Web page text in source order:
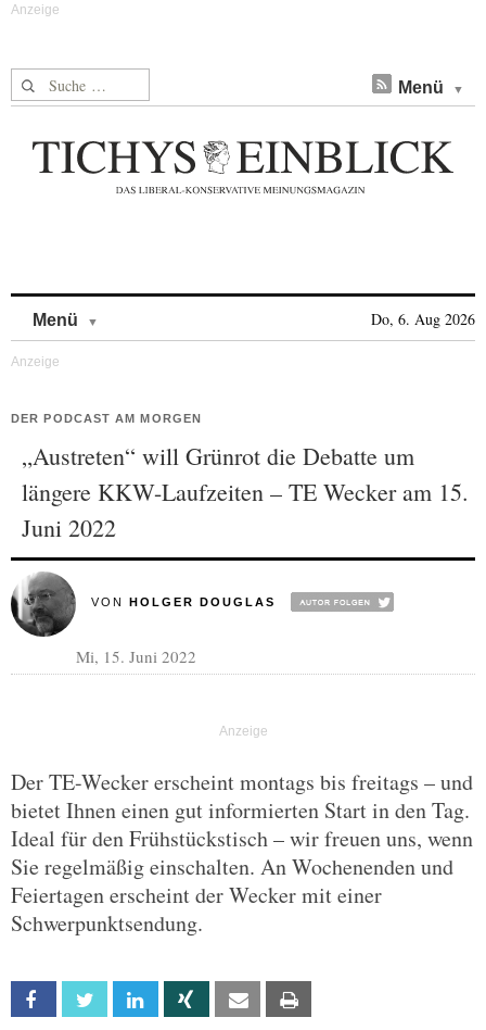
Suche nach: Menü
Menü Do, 6. Aug 2026
DER PODCAST AM MORGEN
„Austreten“ will Grünrot die Debatte um
längere KKW-Laufzeiten – TE Wecker am 15.
Juni 2022
VON HOLGER DOUGLAS
Mi, 15. Juni 2022
Der TE-Wecker erscheint montags bis freitags – und
bietet Ihnen einen gut informierten Start in den Tag.
Ideal für den Frühstückstisch – wir freuen uns, wenn
Sie regelmäßig einschalten. An Wochenenden und
Feiertagen erscheint der Wecker mit einer
Schwerpunktsendung.
Facebook Twitter Linkedin Xing Email